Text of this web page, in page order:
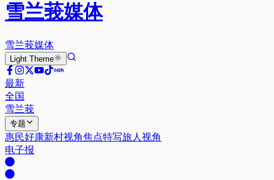
雪兰莪媒体
雪兰莪媒体
Light Theme
最新
全国
雪兰莪
专题
惠民好康新村视角焦点特写旅人视角
电子报